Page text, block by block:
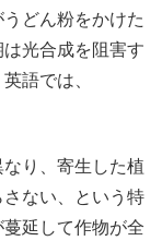
どん粉をかけた
光合成を阻害す
語では、
り、寄生した植
ない、という特
延して作物が全